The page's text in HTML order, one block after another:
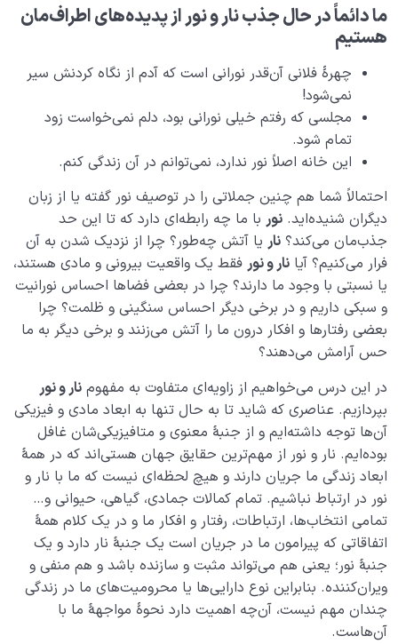
نقش الگو در حیات انسان 0/18
نسبت دنیا به آخرت
آیا تکنولوژی‌ های پیشرفته می‌ توانند جاودانگی انسان را
تحقق بخشند؟!
قانون نسبت؛ راهی برای فهم ویژگی‌های جهان آخرت
آشنایی با مفهوم نار و نور در کمالات و ارتباط آن با ساختار
نفس ما
ضرورت کسب نور در رحم مادر؛ عامل تعیین کننده در
سعادت جنین
اصالت دنیا نسبت به رحم؛ اصلی که جنین نمی‌تواند از آن
غافل شود
قابلیت سازندگی رحم چیست؟ آیا این خاصیت دائمی و
همیشگی است؟
قدرت رحمی دنیا؛ قابلیتی که نمی‌شود آن را نادیده گرفت
دیدن ملکوت اشیاء یعنی چه و چرا اکثر ما این ملکوت را نمی
بینیم؟
مخفی بودن ملکوت، گامی در مسیر درک چیستی ملکوت
نسبت‌ مکانی چیست؟ موقعیت دنیا نسبت به آخرت چگونه
تعریف می‌شود؟
نسبت وجودی چیست؟ اگر دنیایی نباشد، برای رحم مادر
وجودی قائلیم؟
ما دائماً در حال جذب نار و نور از پدیده‌های اطراف‌مان
هستیم
چهرۀ فلانی آن‌قدر نورانی است که آدم از نگاه کردنش سیر
نمی‌شود!
مجلسی که رفتم خیلی نورانی بود، دلم نمی‌خواست زود
تمام شود.
این خانه اصلاً نور ندارد، نمی‌توانم در آن زندگی کنم.
احتمالاً شما هم چنین جملاتی را در توصیف نور گفته یا از زبان
دیگران شنیده‌اید. نور با ما چه رابطه‌ای دارد که تا این حد
جذب‌مان می‌کند؟ نار یا آتش چه‌طور؟ چرا از نزدیک شدن به آن
فرار می‌کنیم؟ آیا نار و نور فقط یک واقعیت بیرونی و مادی هستند،
یا نسبتی با وجود ما دارند؟ چرا در بعضی فضاها احساس نورانیت
و سبکی داریم و در برخی دیگر احساس سنگینی و ظلمت؟ چرا
بعضی رفتارها و افکار درون ما را آتش می‌زنند و برخی دیگر به ما
حس آرامش می‌دهند؟
در این درس می‌خواهیم از زاویه‌ای متفاوت به مفهوم نار و نور
بپردازیم. عناصری که شاید تا به ‌حال تنها به ابعاد مادی و فیزیکی
آن‌ها توجه داشته‌ایم و از جنبۀ معنوی و متافیزیکی‌شان غافل
بوده‌ایم. نار و نور از مهم‌ترین حقایق جهان هستی‌اند که در همۀ
ابعاد زندگی ما جریان دارند و هیچ لحظه‌ای نیست که ما با نار و
نور در ارتباط نباشیم. تمام کمالات جمادی، گیاهی، حیوانی و…
تمامی ‌انتخاب‌ها، ارتباطات، رفتار و افکار ما و در یک کلام همۀ
‌اتفاقاتی که پیرامون ما در جریان است یک جنبۀ نار دارد و یک
جنبۀ نور؛ یعنی هم می‌تواند مثبت و سازنده باشد و هم منفی و
ویران‌کننده. بنابراین نوع دارایی‌ها یا محرومیت‌های ما در زندگی
چندان مهم نیست، آن‌چه اهمیت دارد نحوۀ مواجهۀ ما با
آن‌هاست.